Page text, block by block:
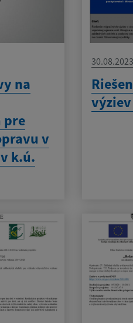
na
pre
v
k.ú.
30.08.2023